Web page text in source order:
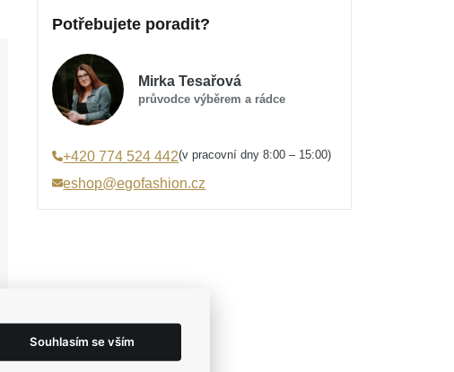
Potřebujete poradit?
Mirka Tesařová
průvodce výběrem a rádce
+420 774 524 442(v pracovní dny 8:00 – 15:00)
eshop@egofashion.cz
Souhlasím se vším